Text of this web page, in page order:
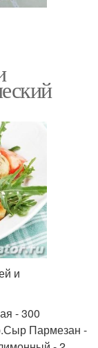
и
- 300
Пармезан -